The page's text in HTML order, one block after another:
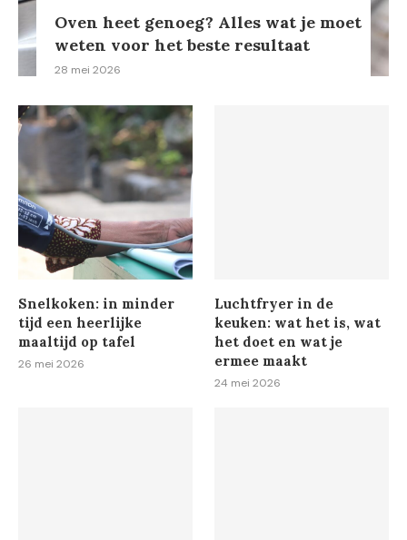
Oven heet genoeg? Alles wat je moet
weten voor het beste resultaat
28 mei 2026
Snelkoken: in minder
tijd een heerlijke
maaltijd op tafel
26 mei 2026
Luchtfryer in de
keuken: wat het is, wat
het doet en wat je
ermee maakt
24 mei 2026